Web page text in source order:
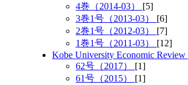
4巻（2014-03） [5]
3巻1号（2013-03） [6]
2巻1号（2012-03） [7]
1巻1号（2011-03） [12]
Kobe University Economic Review
62号（2017） [1]
61号（2015） [1]